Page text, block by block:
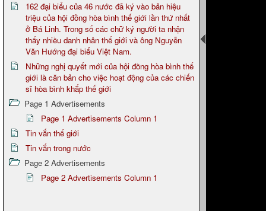
162 đại biểu của 46 nước đã ký vào bản hiệu
triệu của hội đồng hòa bình thế giới lần thứ nhất
ở Bá Linh. Trong số các chữ ký người ta nhận
thấy nhiều danh nhân thế giới và ông Nguyễn
Văn Hướng đại biểu Việt Nam.
Những nghị quyết mới của hội đồng hòa bình thế
giới là căn bản cho việc hoạt động của các chiến
sĩ hòa bình khắp thế giới
Page 1 Advertisements
Page 1 Advertisements Column 1
Tin vắn thế giới
Tin vắn trong nước
Page 2 Advertisements
Page 2 Advertisements Column 1